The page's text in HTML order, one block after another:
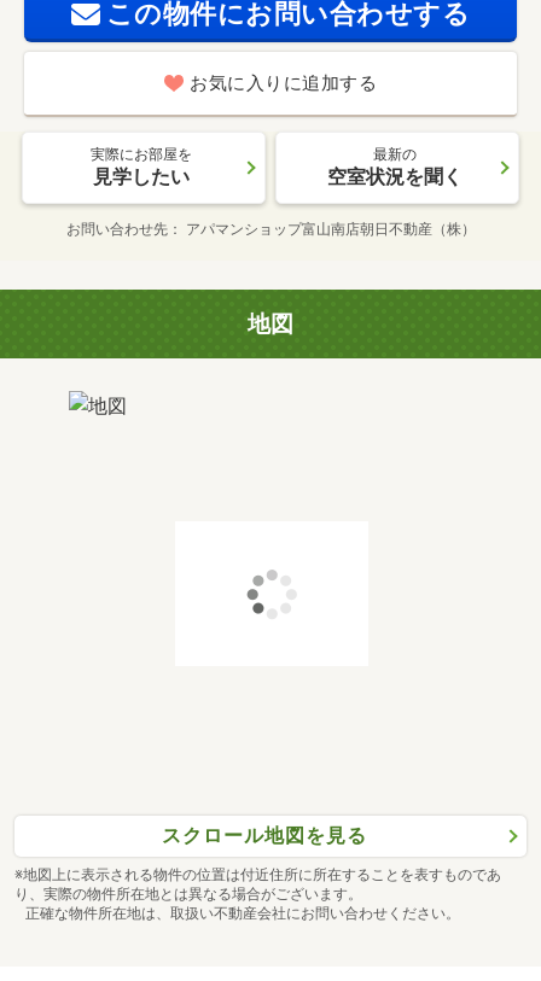
この物件にお問い合わせする
お気に入りに追加する
実際にお部屋を
見学したい
最新の
空室状況を聞く
お問い合わせ先 アパマンショップ富山南店朝日不動産（株）
地図
スクロール地図を見る
※地図上に表示される物件の位置は付近住所に所在することを表すものであ
り、実際の物件所在地とは異なる場合がございます。
正確な物件所在地は、取扱い不動産会社にお問い合わせください。